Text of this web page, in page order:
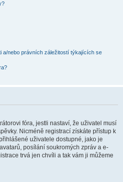
a/nebo právních záležitostí týkajících se
fóra, jestli nastaví, že uživatel musí
Nicméně registrací získáte přístup k
uživatele dostupné, jako je
posílání soukromých zpráv a e-
trvá jen chvíli a tak vám ji můžeme